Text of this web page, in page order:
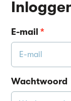
E-mail*
Wachtwoord